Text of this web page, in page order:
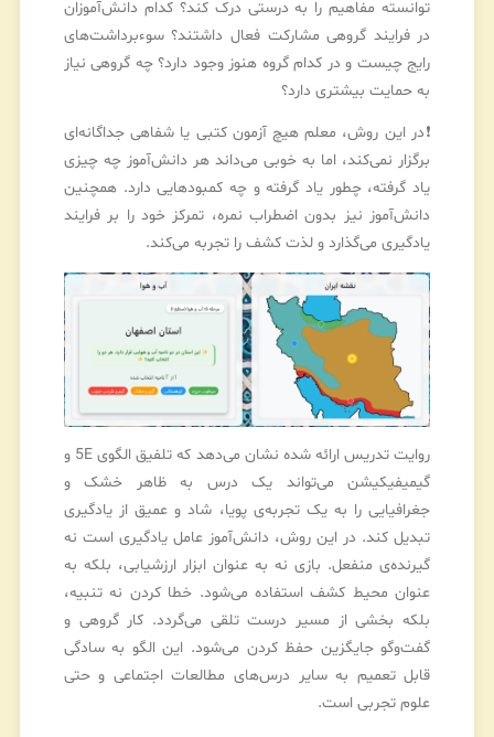
توانسته مفاهیم را به درستی درک کند؟ کدام دانش‌آموزان
در فرایند گروهی مشارکت فعال داشتند؟ سوءبرداشت‌های
رایج چیست و در کدام گروه هنوز وجود دارد؟ چه گروهی نیاز
به حمایت بیشتری دارد؟
❗در این روش، معلم هیچ آزمون کتبی یا شفاهی جداگانه‌ای
برگزار نمی‌کند، اما به خوبی می‌داند هر دانش‌آموز چه چیزی
یاد گرفته، چطور یاد گرفته و چه کمبودهایی دارد. همچنین
دانش‌آموز نیز بدون اضطراب نمره، تمرکز خود را بر فرایند
یادگیری می‌گذارد و لذت کشف را تجربه می‌کند.
روایت تدریس ارائه شده نشان می‌دهد که تلفیق الگوی 5E و
گیمیفیکیشن می‌تواند یک درس به ظاهر خشک و
جغرافیایی را به یک تجربه‌ی پویا، شاد و عمیق از یادگیری
تبدیل کند. در این روش، دانش‌آموز عامل یادگیری است نه
گیرنده‌ی منفعل. بازی نه به عنوان ابزار ارزشیابی، بلکه به
عنوان محیط کشف استفاده می‌شود. خطا کردن نه تنبیه،
بلکه بخشی از مسیر درست تلقی می‌گردد. کار گروهی و
گفت‌وگو جایگزین حفظ کردن می‌شود. این الگو به سادگی
قابل تعمیم به سایر درس‌های مطالعات اجتماعی و حتی
علوم تجربی است.